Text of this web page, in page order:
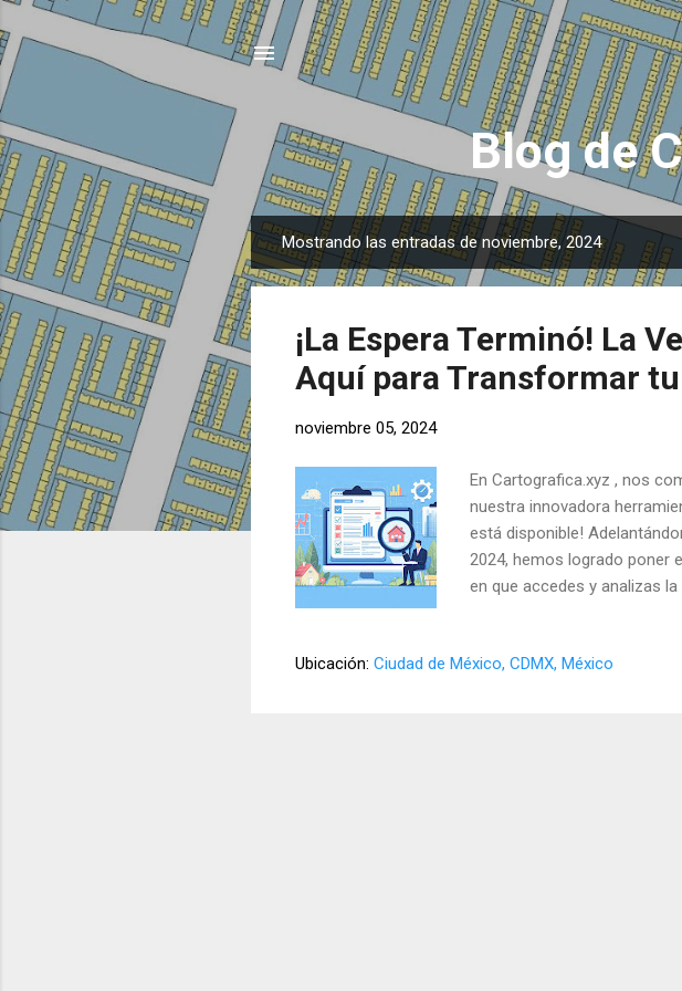
Ir
Blog de
E
n
Mostrando las entradas de noviembre, 2024
¡La Espera Terminó! La
Aquí para Transformar
noviembre 05, 2024
En Cartografica.xyz , nos
nuestra innovadora
está disponible!
2024, hemos logrado poner
en que accedes y analizas
Ubicación: Ciudad de México, CDMX, México